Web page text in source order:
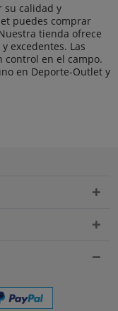
su calidad y
puedes comprar
tienda ofrece
excedentes. Las
control en el campo.
en Deporte-Outlet y